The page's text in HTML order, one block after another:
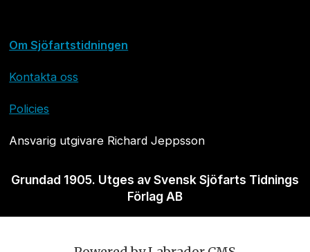
Om Sjöfartstidningen
Kontakta oss
Policies
Ansvarig utgivare Richard Jeppsson
Grundad 1905. Utges av Svensk Sjöfarts Tidnings
Förlag AB